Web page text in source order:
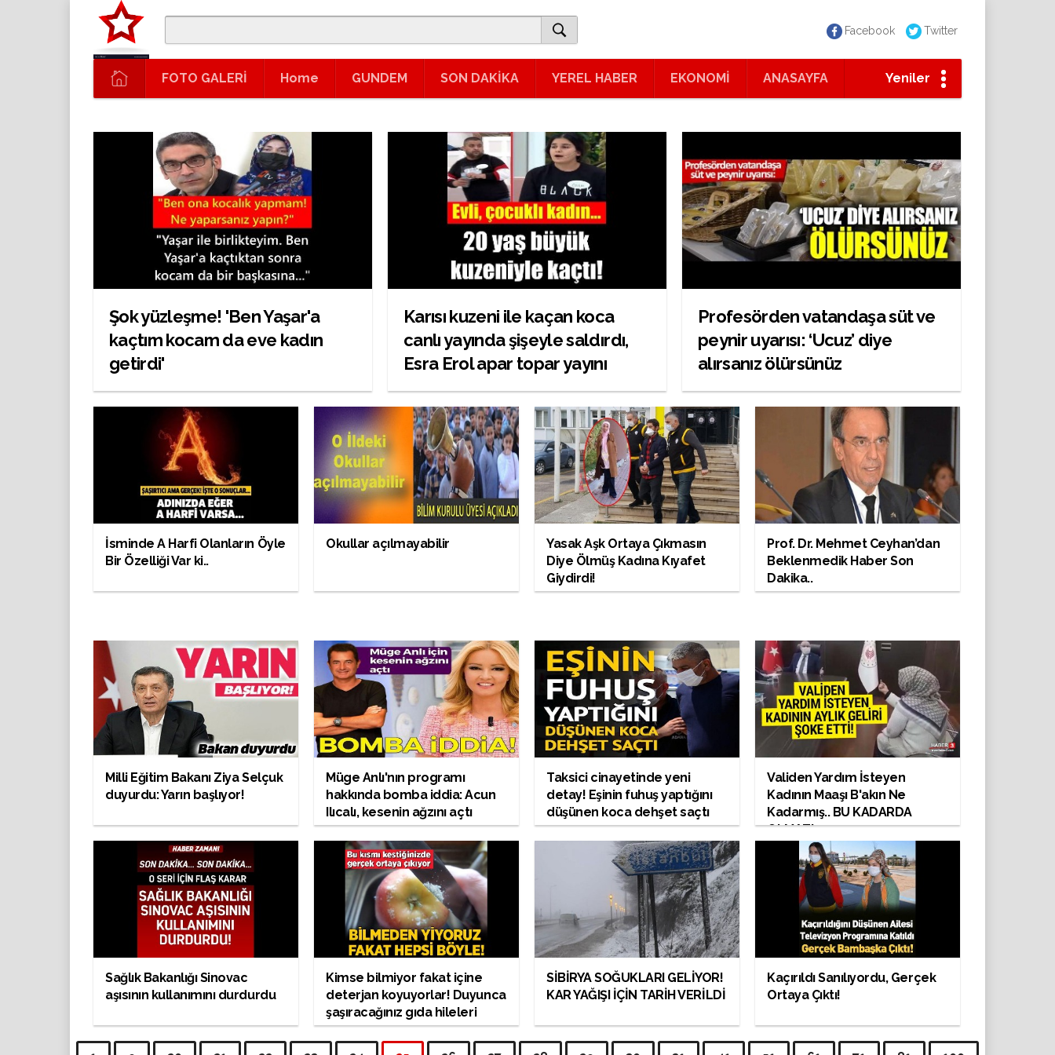
Facebook Twitter
FOTO GALERİ Home GUNDEM SON DAKİKA YEREL HABER EKONOMİ ANASAYFA Yeniler
Şok yüzleşme! 'Ben Yaşar'a
kaçtım kocam da eve kadın
getirdi'
Karısı kuzeni ile kaçan koca
canlı yayında şişeyle saldırdı,
Esra Erol apar topar yayını
kestirdi
Profesörden vatandaşa süt ve
peynir uyarısı: ‘Ucuz’ diye
alırsanız ölürsünüz
İsminde A Harfi Olanların Öyle
Bir Özelliği Var ki..
Okullar açılmayabilir
Yasak Aşk Ortaya Çıkmasın
Diye Ölmüş Kadına Kıyafet
Giydirdi!
Prof. Dr. Mehmet Ceyhan’dan
Beklenmedik Haber Son
Dakika..
Milli Eğitim Bakanı Ziya Selçuk
duyurdu: Yarın başlıyor!
Müge Anlı'nın programı
hakkında bomba iddia: Acun
Ilıcalı, kesenin ağzını açtı
Taksici cinayetinde yeni
detay! Eşinin fuhuş yaptığını
düşünen koca dehşet saçtı
Validen Yardım İsteyen
Kadının Maaşı B'akın Ne
Kadarmış.. BU KADARDA
OLMAZ!
Sağlık Bakanlığı Sinovac
aşısının kullanımını durdurdu
Kimse bilmiyor fakat içine
deterjan koyuyorlar! Duyunca
şaşıracağınız gıda hileleri
SİBİRYA SOĞUKLARI GELİYOR!
KAR YAĞIŞI İÇİN TARİH VERİLDİ
Kaçırıldı Sanılıyordu, Gerçek
Ortaya Çıktı!